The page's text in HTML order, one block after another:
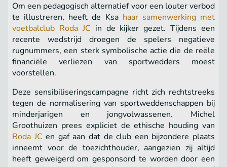
Om een pedagogisch alternatief voor een louter verbod
te illustreren, heeft de Ksa haar samenwerking met
voetbalclub Roda JC in de kijker gezet. Tijdens een
recente wedstrijd droegen de spelers negatieve
rugnummers, een sterk symbolische actie die de reële
financiële verliezen van sportwedders moest
voorstellen.
Deze sensibiliseringscampagne richt zich rechtstreeks
tegen de normalisering van sportweddenschappen bij
minderjarigen en jongvolwassenen. Michel
Groothuizen prees expliciet de ethische houding van
Roda JC en gaf aan dat de club een bijzondere plaats
inneemt voor de toezichthouder, aangezien zij altijd
heeft geweigerd om gesponsord te worden door een